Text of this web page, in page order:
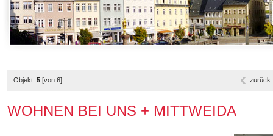
Objekt: 5 [von 6] zurück
WOHNEN BEI UNS + MITTWEIDA